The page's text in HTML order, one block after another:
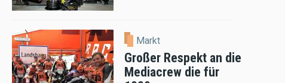
Markt
Großer Respekt an die
Mediacrew die für